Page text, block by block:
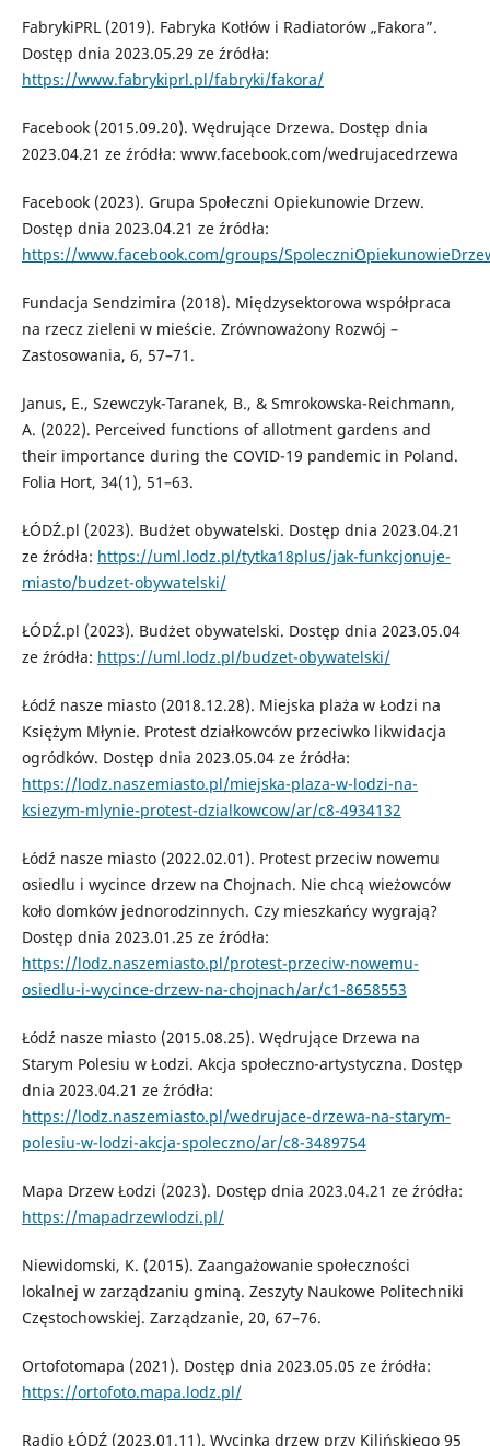
FabrykiPRL (2019). Fabryka Kotłów i Radiatorów „Fakora”.
Dostęp dnia 2023.05.29 ze źródła:
https://www.fabrykiprl.pl/fabryki/fakora/
Facebook (2015.09.20). Wędrujące Drzewa. Dostęp dnia
2023.04.21 ze źródła: www.facebook.com/wedrujacedrzewa
Facebook (2023). Grupa Społeczni Opiekunowie Drzew.
Dostęp dnia 2023.04.21 ze źródła:
https://www.facebook.com/groups/
Fundacja Sendzimira (2018). Międzysektorowa współpraca
na rzecz zieleni w mieście. Zrównoważony Rozwój –
Zastosowania, 6, 57–71.
Janus, E., Szewczyk-Taranek, B., & Smrokowska-Reichmann,
A. (2022). Perceived functions of allotment gardens and
their importance during the COVID-19 pandemic in Poland.
Folia Hort, 34(1), 51–63.
ŁÓDŹ.pl (2023). Budżet obywatelski. Dostęp dnia 2023.04.21
ze źródła: https://uml.lodz.pl/tytka18plus/jak-funkcjonuje-
miasto/budzet-obywatelski/
ŁÓDŹ.pl (2023). Budżet obywatelski. Dostęp dnia 2023.05.04
ze źródła: https://uml.lodz.pl/budzet-obywatelski/
Łódź nasze miasto (2018.12.28). Miejska plaża w Łodzi na
Księżym Młynie. Protest działkowców przeciwko likwidacja
ogródków. Dostęp dnia 2023.05.04 ze źródła:
https://lodz.naszemiasto.pl/miejska-plaza-w-lodzi-na-
ksiezym-mlynie-protest-dzialkowcow/ar/c8-4934132
Łódź nasze miasto (2022.02.01). Protest przeciw nowemu
osiedlu i wycince drzew na Chojnach. Nie chcą wieżowców
koło domków jednorodzinnych. Czy mieszkańcy wygrają?
Dostęp dnia 2023.01.25 ze źródła:
https://lodz.naszemiasto.pl/protest-przeciw-nowemu-
osiedlu-i-wycince-drzew-na-chojnach/ar/c1-8658553
Łódź nasze miasto (2015.08.25). Wędrujące Drzewa na
Starym Polesiu w Łodzi. Akcja społeczno-artystyczna. Dostęp
dnia 2023.04.21 ze źródła:
https://lodz.naszemiasto.pl/wedrujace-drzewa-na-starym-
polesiu-w-lodzi-akcja-spoleczno/ar/c8-3489754
Mapa Drzew Łodzi (2023). Dostęp dnia 2023.04.21 ze źródła:
https://mapadrzewlodzi.pl/
Niewidomski, K. (2015). Zaangażowanie społeczności
lokalnej w zarządzaniu gminą. Zeszyty Naukowe Politechniki
Częstochowskiej. Zarządzanie, 20, 67–76.
Ortofotomapa (2021). Dostęp dnia 2023.05.05 ze źródła:
https://ortofoto.mapa.lodz.pl/
Radio ŁÓDŹ (2023.01.11). Wycinka drzew przy Kilińskiego 95